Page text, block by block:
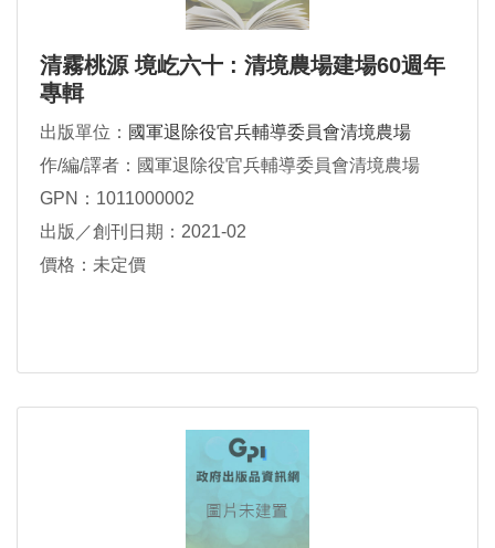
清霧桃源 境屹六十 : 清境農場建場60週年
專輯
出版單位： 國軍退除役官兵輔導委員會清境農場
作/編/譯者：國軍退除役官兵輔導委員會清境農場
GPN：1011000002
出版／創刊日期：2021-02
價格：未定價